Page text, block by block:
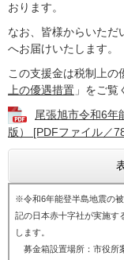
おります。
なお、皆様からいただ
へお届けいたします。
この支援金は税制上の
上の優遇措置 」をご覧
尾張旭市令和6年
版） [PDFファイル／
※令和6年能登半島地震の
記の日本赤十字社が実施す
します。
募金箱設置場所：市役所